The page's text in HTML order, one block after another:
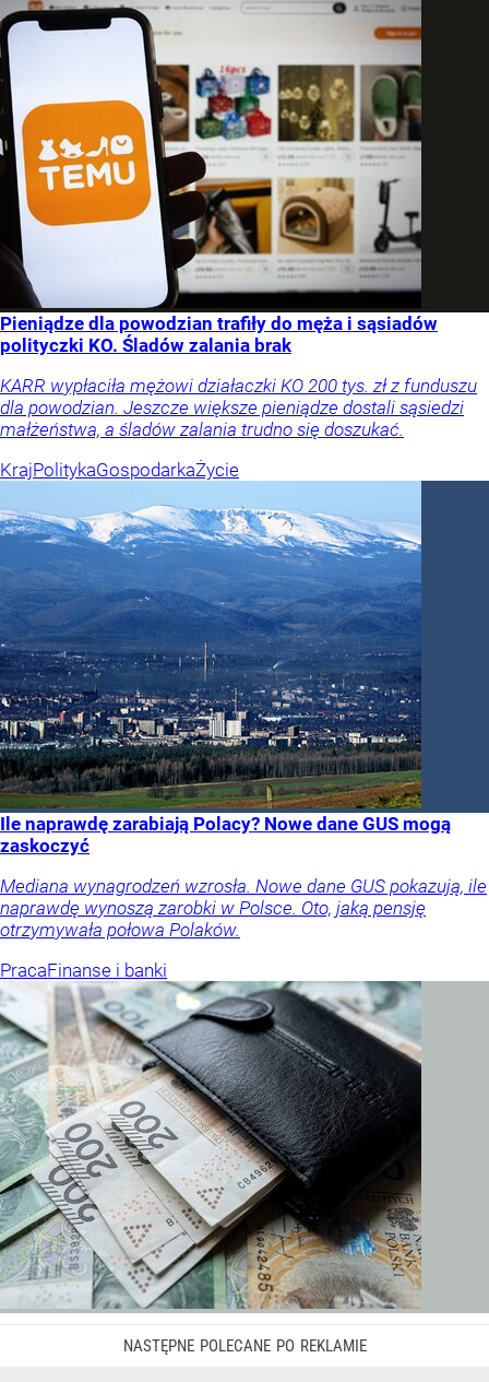
Pieniądze dla powodzian trafiły do męża i sąsiadów
polityczki KO. Śladów zalania brak
KARR wypłaciła mężowi działaczki KO 200 tys. zł z funduszu
dla powodzian. Jeszcze większe pieniądze dostali sąsiedzi
małżeństwa, a śladów zalania trudno się doszukać.
KrajPolitykaGospodarkaŻycie
Ile naprawdę zarabiają Polacy? Nowe dane GUS mogą
zaskoczyć
Mediana wynagrodzeń wzrosła. Nowe dane GUS pokazują, ile
naprawdę wynoszą zarobki w Polsce. Oto, jaką pensję
otrzymywała połowa Polaków.
PracaFinanse i banki